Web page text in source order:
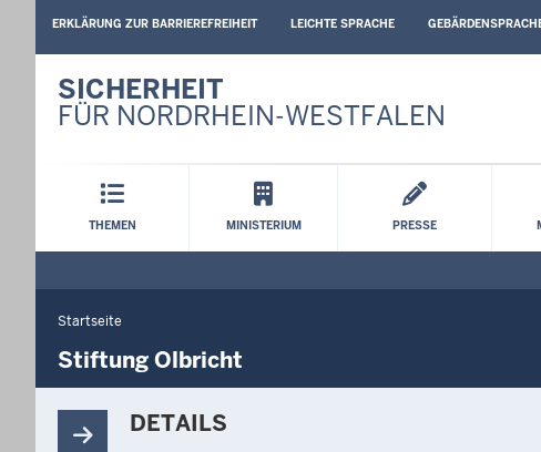
SPRACHEN
ERKLÄRUNG ZUR BARRIEREFREIHEIT LEICHTE SPRACHE
SICHERHEIT
FÜR NORDRHEIN-WESTFALEN
Hauptmenü
THEMEN MINISTERIUM PRESSE
Sie
befinden
hier
Startseite
Stiftung Olbricht
DETAILS